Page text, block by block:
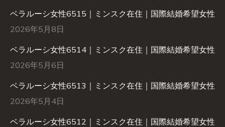
ベラルーシ女性6515｜ミンスク在住｜国際結婚希望女性
2026年5月8日
ベラルーシ女性6514｜ミンスク在住｜国際結婚希望女性
2026年5月6日
ベラルーシ女性6513｜ミンスク在住｜国際結婚希望女性
2026年5月4日
ベラルーシ女性6512｜ミンスク在住｜国際結婚希望女性